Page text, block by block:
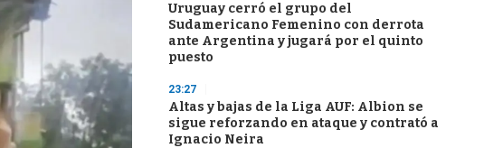
Uruguay cerró el grupo del
Sudamericano Femenino con derrota
ante Argentina y jugará por el quinto
puesto
23:27
Altas y bajas de la Liga AUF: Albion se
sigue reforzando en ataque y contrató a
Ignacio Neira